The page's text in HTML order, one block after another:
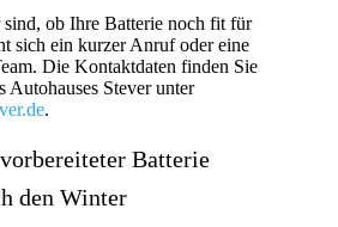
sind, ob Ihre Batterie noch fit für
sich ein kurzer Anruf oder eine
Die Kontaktdaten finden Sie
Autohauses Stever unter
.
Batterie
den Winter